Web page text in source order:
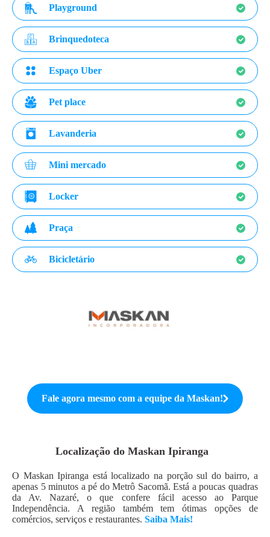
Playground
Brinquedoteca
Espaço Uber
Pet place
Lavanderia
Mini mercado
Locker
Praça
Bicicletário
Fale agora mesmo com a equipe daMaskan!
Localização do Maskan Ipiranga
O Maskan Ipiranga está localizado na porção sul do bairro, a
apenas 5 minutos a pé do Metrô Sacomã. Está a poucas quadras
da Av. Nazaré, o que confere fácil acesso ao Parque
Independência. A região também tem ótimas opções de
comércios, serviços e restaurantes. Saiba Mais!